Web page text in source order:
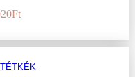
FtCurrent
is:
15
920Ft.